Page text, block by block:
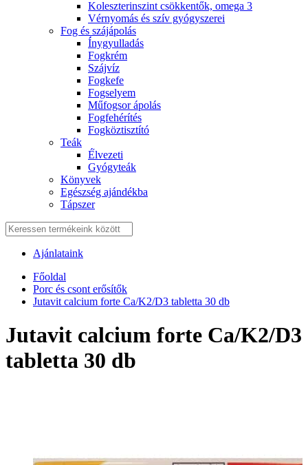
Koleszterinszint csökkentők, omega 3
Vérnyomás és szív gyógyszerei
Fog és szájápolás
Í́nygyulladás
Fogkrém
Szájvíz
Fogkefe
Fogselyem
Műfogsor ápolás
Fogfehérítés
Fogköztisztító
Teák
É́lvezeti
Gyógyteák
Könyvek
Egészség ajándékba
Tápszer
Ajánlataink
Főoldal
Porc és csont erősítők
Jutavit calcium forte Ca/K2/D3 tabletta 30 db
Jutavit calcium forte Ca/K2/D3
tabletta 30 db